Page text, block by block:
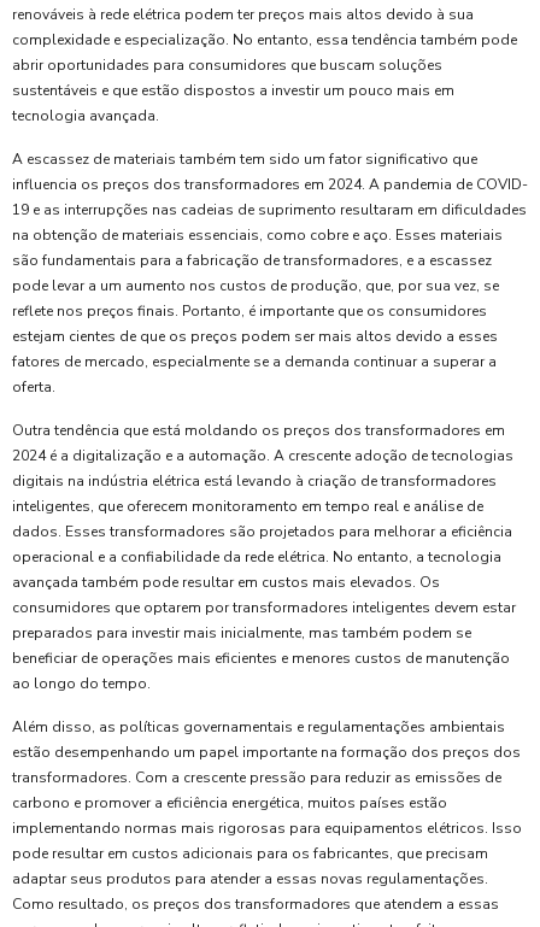
renováveis à rede elétrica podem ter preços mais altos devido à sua
complexidade e especialização. No entanto, essa tendência também pode
abrir oportunidades para consumidores que buscam soluções
sustentáveis e que estão dispostos a investir um pouco mais em
tecnologia avançada.
A escassez de materiais também tem sido um fator significativo que
influencia os preços dos transformadores em 2024. A pandemia de COVID-
19 e as interrupções nas cadeias de suprimento resultaram em dificuldades
na obtenção de materiais essenciais, como cobre e aço. Esses materiais
são fundamentais para a fabricação de transformadores, e a escassez
pode levar a um aumento nos custos de produção, que, por sua vez, se
reflete nos preços finais. Portanto, é importante que os consumidores
estejam cientes de que os preços podem ser mais altos devido a esses
fatores de mercado, especialmente se a demanda continuar a superar a
oferta.
Outra tendência que está moldando os preços dos transformadores em
2024 é a digitalização e a automação. A crescente adoção de tecnologias
digitais na indústria elétrica está levando à criação de transformadores
inteligentes, que oferecem monitoramento em tempo real e análise de
dados. Esses transformadores são projetados para melhorar a eficiência
operacional e a confiabilidade da rede elétrica. No entanto, a tecnologia
avançada também pode resultar em custos mais elevados. Os
consumidores que optarem por transformadores inteligentes devem estar
preparados para investir mais inicialmente, mas também podem se
beneficiar de operações mais eficientes e menores custos de manutenção
ao longo do tempo.
Além disso, as políticas governamentais e regulamentações ambientais
estão desempenhando um papel importante na formação dos preços dos
transformadores. Com a crescente pressão para reduzir as emissões de
carbono e promover a eficiência energética, muitos países estão
implementando normas mais rigorosas para equipamentos elétricos. Isso
pode resultar em custos adicionais para os fabricantes, que precisam
adaptar seus produtos para atender a essas novas regulamentações.
Como resultado, os preços dos transformadores que atendem a essas